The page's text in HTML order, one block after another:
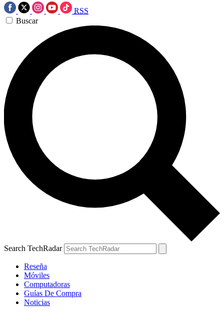
RSS
Buscar
Search TechRadar
Reseña
Móviles
Computadoras
Guías De Compra
Noticias